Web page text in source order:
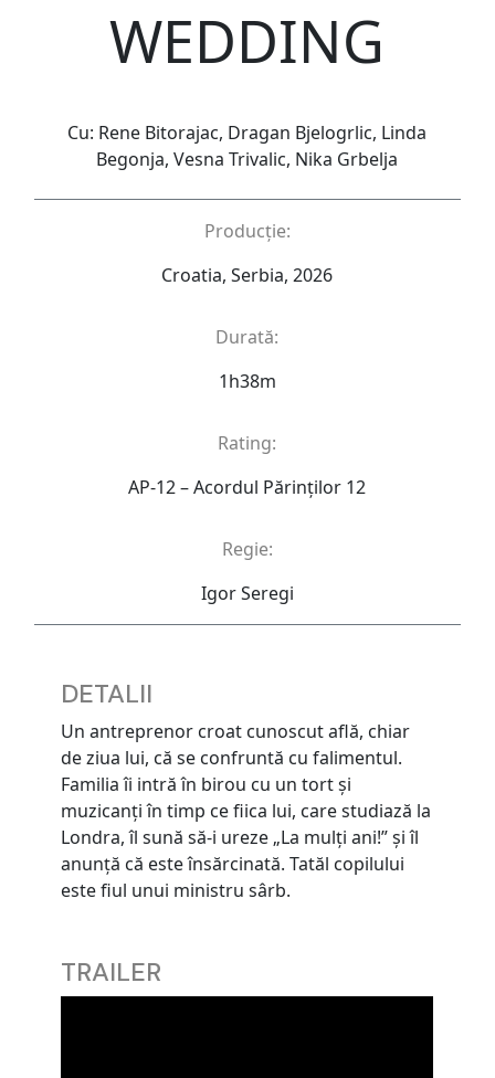
WEDDING
Cu: Rene Bitorajac, Dragan Bjelogrlic, Linda
Begonja, Vesna Trivalic, Nika Grbelja
Producție:
Croatia, Serbia, 2026
Durată:
1h38m
Rating:
AP-12 – Acordul Părinţilor 12
Regie:
Igor Seregi
DETALII
Un antreprenor croat cunoscut află, chiar
de ziua lui, că se confruntă cu falimentul.
Familia îi intră în birou cu un tort și
muzicanți în timp ce fiica lui, care studiază la
Londra, îl sună să-i ureze „La mulți ani!” și îl
anunță că este însărcinată. Tatăl copilului
este fiul unui ministru sârb.
TRAILER